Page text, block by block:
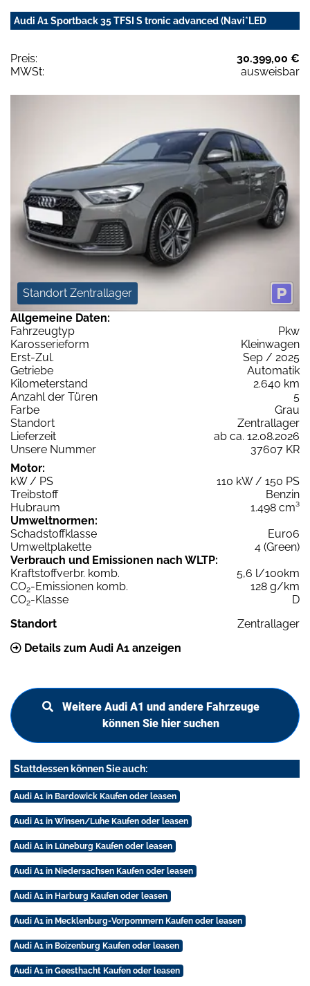
Audi A1 Sportback 35 TFSI S tronic advanced (Navi*LED
Preis:
30.399,00 €
MWSt:
ausweisbar
Standort Zentrallager
Allgemeine Daten:
Fahrzeugtyp
Pkw
Karosserieform
Kleinwagen
Erst-Zul.
Sep / 2025
Getriebe
Automatik
Kilometerstand
2.640 km
Anzahl der Türen
5
Farbe
Grau
Standort
Zentrallager
Lieferzeit
ab ca. 12.08.2026
Unsere Nummer
37607 KR
Motor:
kW / PS
110 kW / 150 PS
Treibstoff
Benzin
Hubraum
1.498 cm³
Umweltnormen:
Schadstoffklasse
Euro6
Umweltplakette
4 (Green)
Verbrauch und Emissionen nach WLTP:
Kraftstoffverbr. komb.
5,6 l/100km
CO2-Emissionen komb.
128 g/km
CO2-Klasse
D
Standort
Zentrallager
Details zum Audi A1 anzeigen
Weitere Audi A1 und andere Fahrzeuge
können Sie hier suchen
Stattdessen können Sie auch:
Audi A1 in Bardowick Kaufen oder leasen
Audi A1 in Winsen/Luhe Kaufen oder leasen
Audi A1 in Lüneburg Kaufen oder leasen
Audi A1 in Niedersachsen Kaufen oder leasen
Audi A1 in Harburg Kaufen oder leasen
Audi A1 in Mecklenburg-Vorpommern Kaufen oder leasen
Audi A1 in Boizenburg Kaufen oder leasen
Audi A1 in Geesthacht Kaufen oder leasen